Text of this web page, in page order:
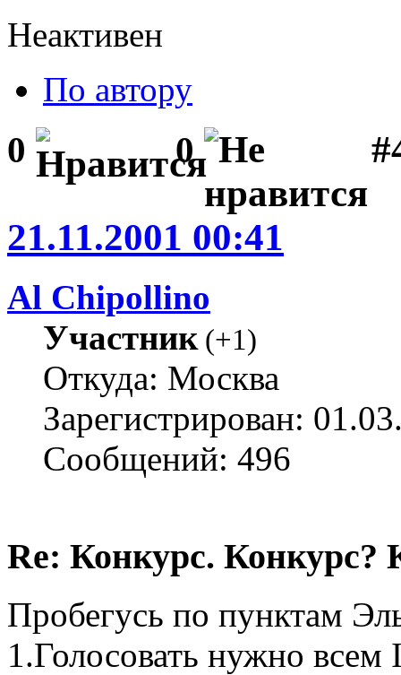
Неактивен
По автору
0 0
21.11.2001 00:41
Al Chipollino
Участник(+1)
Откуда: Москва
Зарегистрирован:
Сообщений: 496
Re: Конкурс. Конкурс?
Пробегусь по пунктам
1.Голосовать нужно всем